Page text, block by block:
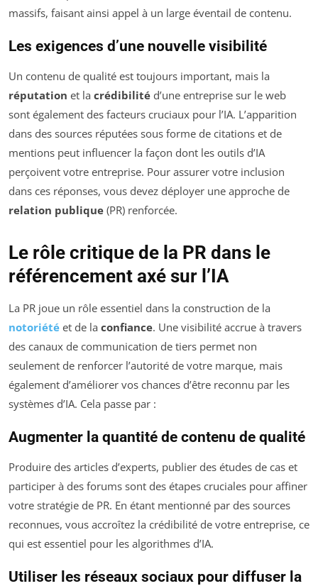
massifs, faisant ainsi appel à un large éventail de contenu.
Les exigences d’une nouvelle visibilité
Un contenu de qualité est toujours important, mais la
réputation et la crédibilité d’une entreprise sur le web
sont également des facteurs cruciaux pour l’IA. L’apparition
dans des sources réputées sous forme de citations et de
mentions peut influencer la façon dont les outils d’IA
perçoivent votre entreprise. Pour assurer votre inclusion
dans ces réponses, vous devez déployer une approche de
relation publique (PR) renforcée.
Le rôle critique de la PR dans le
référencement axé sur l’IA
La PR joue un rôle essentiel dans la construction de la
notoriété et de la confiance. Une visibilité accrue à travers
des canaux de communication de tiers permet non
seulement de renforcer l’autorité de votre marque, mais
également d’améliorer vos chances d’être reconnu par les
systèmes d’IA. Cela passe par :
Augmenter la quantité de contenu de qualité
Produire des articles d’experts, publier des études de cas et
participer à des forums sont des étapes cruciales pour affiner
votre stratégie de PR. En étant mentionné par des sources
reconnues, vous accroîtez la crédibilité de votre entreprise, ce
qui est essentiel pour les algorithmes d’IA.
Utiliser les réseaux sociaux pour diffuser la